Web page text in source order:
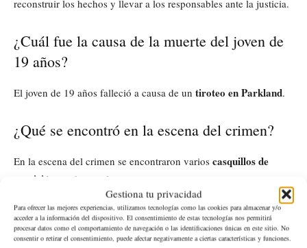
Gestiona tu privacidad
Para ofrecer las mejores experiencias, utilizamos tecnologías como las cookies para almacenar y/o
acceder a la información del dispositivo. El consentimiento de estas tecnologías nos permitirá
procesar datos como el comportamiento de navegación o las identificaciones únicas en este sitio. No
consentir o retirar el consentimiento, puede afectar negativamente a ciertas características y funciones.
reconstruir los hechos y llevar a los responsables ante la justicia.
¿Cuál fue la causa de la muerte del joven de
19 años?
El joven de 19 años falleció a causa de un tiroteo en Parkland.
¿Qué se encontró en la escena del crimen?
En la escena del crimen se encontraron varios casquillos de
munición
usada y real.
¿Cómo pueden los ciudadanos ayudar en la
investigación?